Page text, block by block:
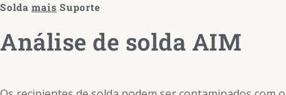
Solda mais Suporte
Análise de solda AIM